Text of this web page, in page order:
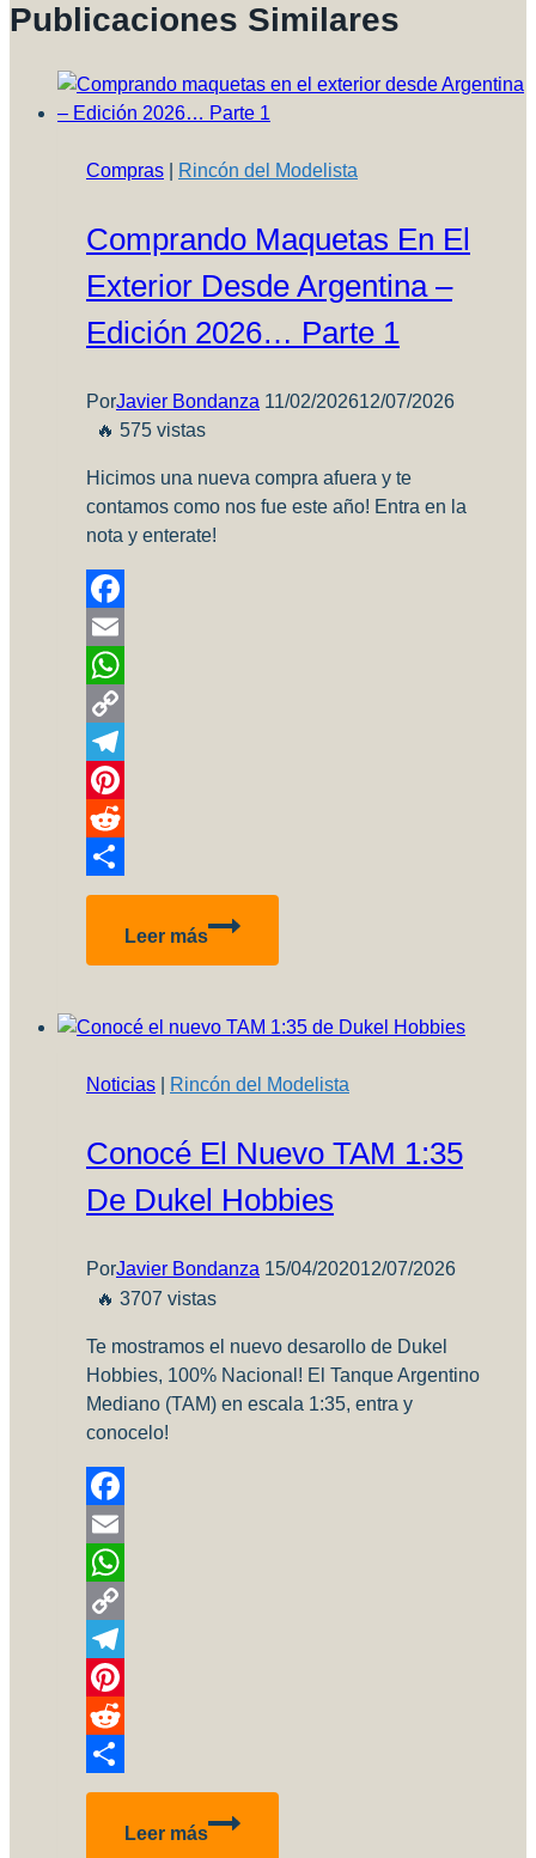
Publicaciones Similares
Compras Rincón del Modelista
Comprando Maquetas En El
Exterior Desde Argentina –
Edición 2026… Parte 1
PorJavier Bondanza 11/02/202612/07/2026
🔥 575 vistas
Hicimos una nueva compra afuera y te
contamos como nos fue este año! Entra en la
nota y enterate!
Facebook
Email
WhatsApp
Copy
Link
Telegram
Pinterest
Reddit
Compartir
Leer más
Comprando
exterior
Argentina
Edición
Parte
Noticias Rincón del Modelista
Conocé El Nuevo TAM 1:35
De Dukel Hobbies
PorJavier Bondanza 15/04/202012/07/2026
🔥 3707 vistas
Te mostramos el nuevo desarollo de Dukel
Hobbies, 100% Nacional! El Tanque Argentino
Mediano (TAM) en escala 1:35, entra y
conocelo!
Facebook
Email
WhatsApp
Copy
Link
Telegram
Pinterest
Reddit
Compartir
Leer más
Conocé